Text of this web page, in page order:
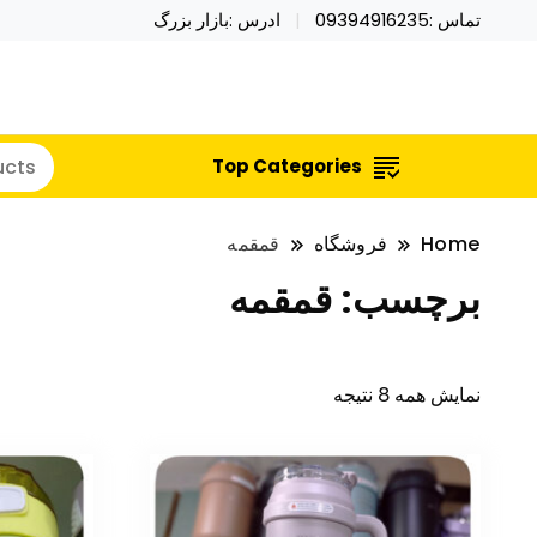
تماس :09394916235 ادرس :بازار بزرگ
نایکر توی فروش عمده لوازم
خرید محصولات خاص فیجت اسباب بازی تراول ماگ
Top Categories
Home فروشگاه قمقمه
برچسب: قمقمه
نمایش همه 8 نتیجه